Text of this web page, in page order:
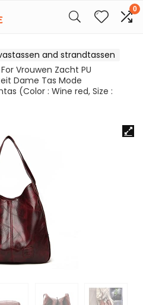
0
and strandtassen
Vrouwen Zacht PU
Dame Tas Mode
(Color : Wine red, Size :